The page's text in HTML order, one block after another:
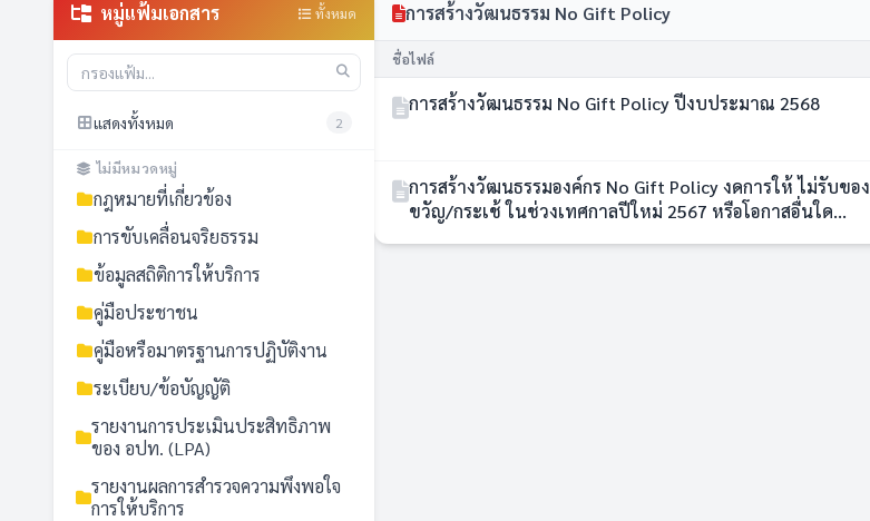
หมู่แฟ้มเอกสาร ทั้งหมด
แสดงทั้งหมด 2
ไม่มีหมวดหมู่
กฎหมายที่เกี่ยวข้อง
การขับเคลื่อนจริยธรรม
ข้อมูลสถิติการให้บริการ
คู่มือประชาชน
คู่มือหรือมาตรฐานการปฏิบัติงาน
ระเบียบ/ข้อบัญญัติ
รายงานการประเมินประสิทธิภาพ
ของ อปท. (LPA)
รายงานผลการสำรวจความพึงพอใจ
การให้บริการ
การสร้างวัฒนธรรม No Gift Policy
ชื่อไฟล์
การสร้างวัฒนธรรม No Gift Policy ปีงบประมาณ 2568
การสร้างวัฒนธรรมองค์กร No Gift Policy งดการให้ ไม่รับของ
ขวัญ/กระเช้ ในช่วงเทศกาลปีใหม่ 2567 หรือโอกาสอื่นใด